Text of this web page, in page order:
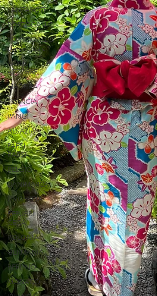
LANZAROTE
PORTOGALLO
PORTOGALLO
continentale
ISOLE
AZZORRE
MADEIRA
FRANCIA
PARIGI
ALSAZIA
PAESI
BASSI
BELGIO
DANIMARCA
UNGHERIA
REPUBBLICA
CECA
POLONIA
GERMANIA
BERLINO
MONACO